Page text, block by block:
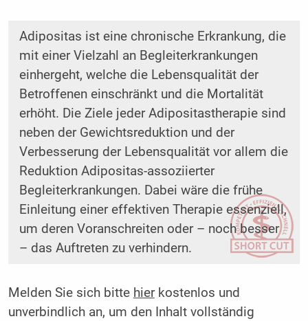
Adipositas ist eine chronische Erkrankung, die
mit einer Vielzahl an Begleiterkrankungen
einhergeht, welche die Lebensqualität der
Betroffenen einschränkt und die Mortalität
erhöht. Die Ziele jeder Adipositastherapie sind
neben der Gewichtsreduktion und der
Verbesserung der Lebensqualität vor allem die
Reduktion Adipositas-assoziierter
Begleiterkrankungen. Dabei wäre die frühe
Einleitung einer effektiven Therapie essenziell,
um deren Voranschreiten oder – noch besser
– das Auftreten zu verhindern.
Melden Sie sich bitte hierkostenlos und
unverbindlich an, um den Inhalt vollständig